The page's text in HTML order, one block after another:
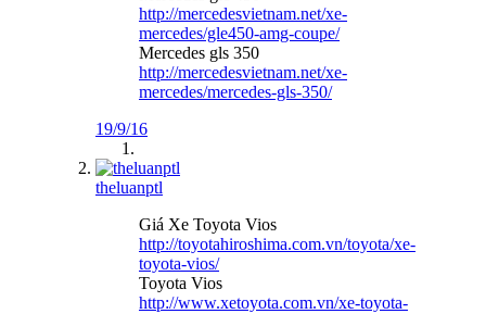
http://mercedesvietnam.net/xe-
mercedes/gle450-amg-coupe/
Mercedes gls 350
http://mercedesvietnam.net/xe-
mercedes/mercedes-gls-350/
19/9/16
theluanptl
Giá Xe Toyota Vios
http://toyotahiroshima.com.vn/toyota/xe-
toyota-vios/
Toyota Vios
http://www.xetoyota.com.vn/xe-toyota-